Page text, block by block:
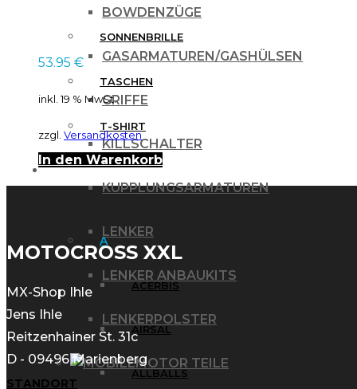
BOWDENZÜGE
GASARMATUREN/GASHÜLSEN
GRIFFE
KILLSCHALTER
KUPPLUNGSARMATUREN
LENKER
LENKER ANBAUKITS
LENKERPOLSTER
MOTOR TEILE
SONNENBRILLE
TASCHEN
T-SHIRT
MARKEN
A
ACERBIS
AIRSAL
ALLBALLS
Produktseite
53.95 €
inkl. 19 % MwSt.
zzgl. Versandkosten
In den Warenkorb
MOTOCROSS XXL
MX-Shop Ihle
Jens Ihle
Reitzenhainer St. 31c
D - 09496 Marienberg
STANDORT